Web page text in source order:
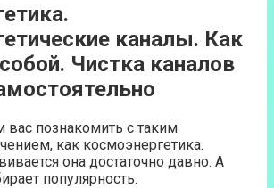
каналы. Как
Чистка каналов
познакомить с таким
как космоэнергетика.
она достаточно давно. А
популярность.